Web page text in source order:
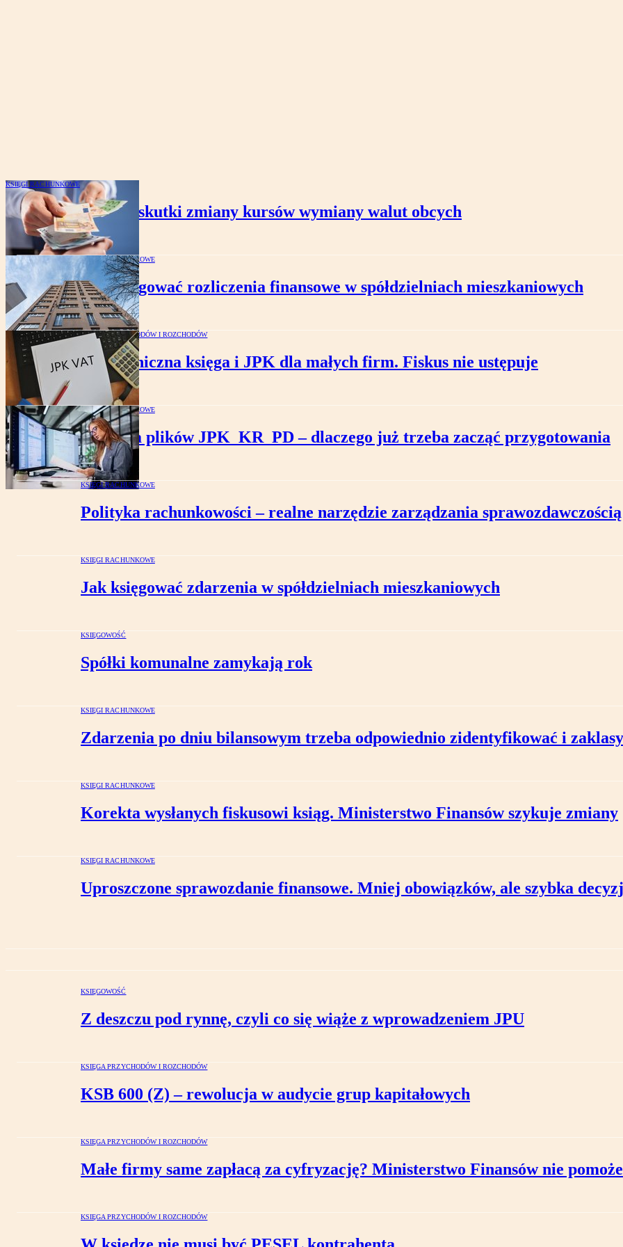
KSIĘGI RACHUNKOWE
MSR 21 – jakie są skutki zmiany kursów wymiany walut obcych
KSIĘGI RACHUNKOWE
Jak księgować rozliczenia finansowe w spółdzielniach mieszkaniowych
KSIĘGA PRZYCHODÓW I ROZCHODÓW
Elektroniczna księga i JPK dla małych firm. Fiskus nie ustępuje
KSIĘGI RACHUNKOWE
Wysyłka plików JPK_KR_PD – dlaczego już trzeba zacząć przygotowania
KSIĘGI RACHUNKOWE
Polityka rachunkowości – realne narzędzie zarządzania sprawozdawczością
KSIĘGI RACHUNKOWE
Jak księgować zdarzenia w spółdzielniach mieszkaniowych
KSIĘGOWOŚĆ
Spółki komunalne zamykają rok
KSIĘGI RACHUNKOWE
Zdarzenia po dniu bilansowym trzeba odpowiednio zidentyfikować i
KSIĘGI RACHUNKOWE
Korekta wysłanych fiskusowi ksiąg. Ministerstwo Finansów szykuje zmiany
KSIĘGI RACHUNKOWE
Uproszczone sprawozdanie finansowe. Mniej obowiązków, ale szybka
KSIĘGOWOŚĆ
Z deszczu pod rynnę, czyli co się wiąże z wprowadzeniem JPU
KSIĘGA PRZYCHODÓW I ROZCHODÓW
KSB 600 (Z) – rewolucja w audycie grup kapitałowych
KSIĘGA PRZYCHODÓW I ROZCHODÓW
Małe firmy same zapłacą za cyfryzację? Ministerstwo Finansów nie pomoże
KSIĘGA PRZYCHODÓW I ROZCHODÓW